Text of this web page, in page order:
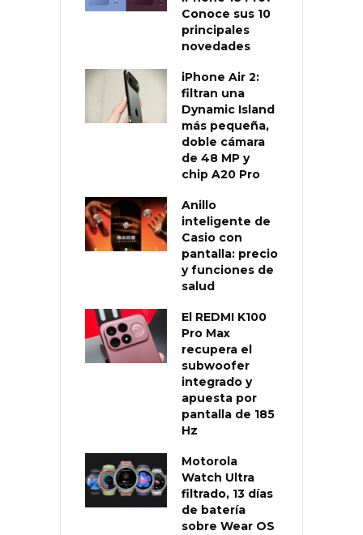
Conoce sus 10
principales
novedades
iPhone Air 2:
filtran una
Dynamic Island
más pequeña,
doble cámara
de 48 MP y
chip A20 Pro
Anillo
inteligente de
Casio con
pantalla: precio
y funciones de
salud
El REDMI K100
Pro Max
recupera el
subwoofer
integrado y
apuesta por
pantalla de 185
Hz
Motorola
Watch Ultra
filtrado, 13 días
de batería
sobre Wear OS